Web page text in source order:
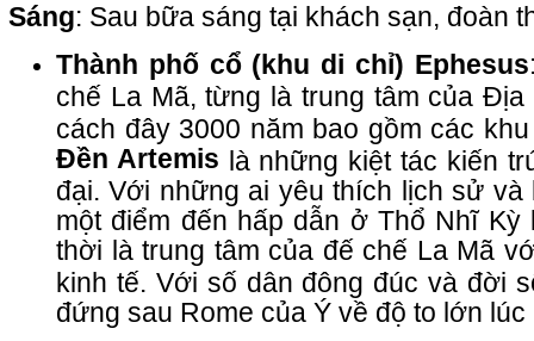
Sáng: Sau bữa sáng tại khách sạn, đoàn
Thành phố cổ (khu di chỉ) Ephesus
chế La Mã, từng là trung tâm của
cách đây 3000 năm bao gồm các
Đền Artemis là những kiệt tác kiến
đại. Với những ai yêu thích lịch sử
một điểm đến hấp dẫn ở Thổ Nhĩ
thời là trung tâm của đế chế La Mã
kinh tế. Với số dân đông đúc và đời
đứng sau Rome của Ý về độ to lớn lúc